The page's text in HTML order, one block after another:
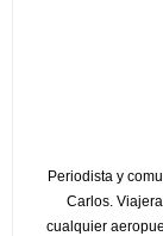
Periodista y
Carlos.
cualquier